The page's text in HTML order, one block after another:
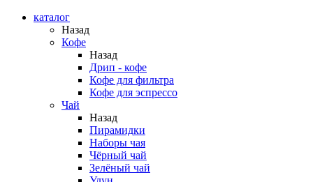
каталог
Назад
Кофе
Назад
Дрип - кофе
Кофе для фильтра
Кофе для эспрессо
Чай
Назад
Пирамидки
Наборы чая
Чёрный чай
Зелёный чай